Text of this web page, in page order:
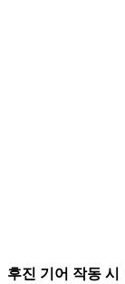
후진 기어 작동 시